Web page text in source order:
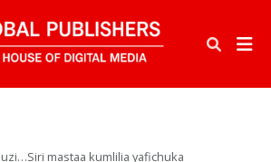
mastaa kumlilia yafichuka